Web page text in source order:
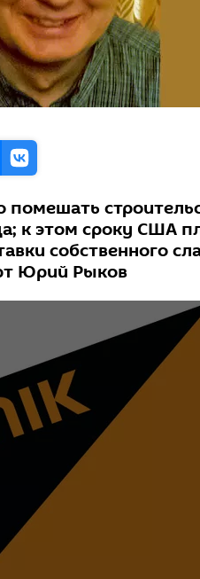
к этом сроку США
собственного
Юрий Рыков